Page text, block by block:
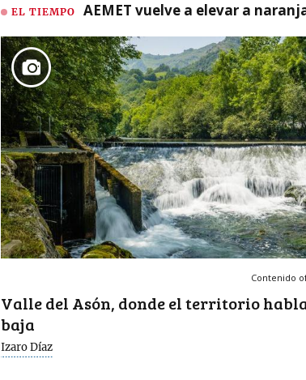
EL TIEMPO AEMET vuelve a elevar a
Contenido
Valle del Asón, donde el territorio
baja
Izaro Díaz